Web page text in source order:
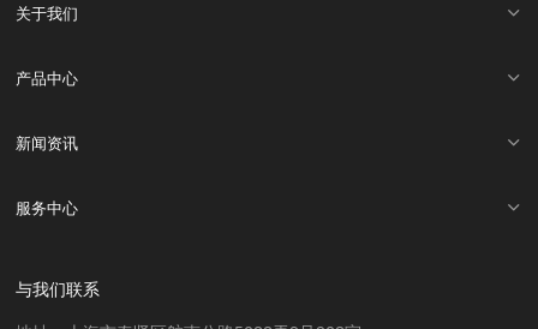
关于我们
产品中心
新闻资讯
服务中心
与我们联系